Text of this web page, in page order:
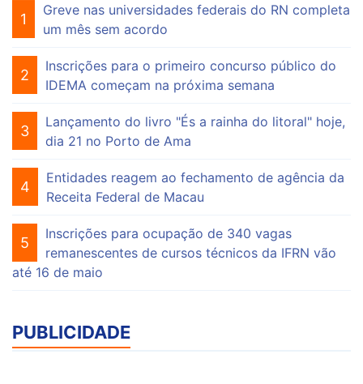
1
Greve nas universidades federais do RN completa
um mês sem acordo
2
Inscrições para o primeiro concurso público do
IDEMA começam na próxima semana
3
Lançamento do livro "És a rainha do litoral" hoje,
dia 21 no Porto de Ama
4
Entidades reagem ao fechamento de agência da
Receita Federal de Macau
5
Inscrições para ocupação de 340 vagas
remanescentes de cursos técnicos da IFRN vão
até 16 de maio
PUBLICIDADE